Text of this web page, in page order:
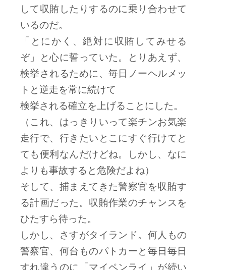
して収賄したりするのに乗り合わせて
いるのだ。
「とにかく、絶対に収賄してみせる
ぞ」と心に誓っていた。とりあえず、
検挙されるために、毎日ノーヘルメッ
トと逆走を常に続けて
検挙される確立を上げることにした。
（これ、はっきりいって楽チンお気楽
走行で、行きたいとこにすぐ行けてと
ても便利なんだけどね。しかし、なに
よりも事故すると危険だよね）
そして、捕まえてきた警察官を収賄す
る計画だった。収賄作業のチャンスを
ひたすら待った。
しかし、さすがタイランド。何人もの
警察官、何台ものパトカーと毎日毎日
すれ違うのに「マイペンライ」が続い